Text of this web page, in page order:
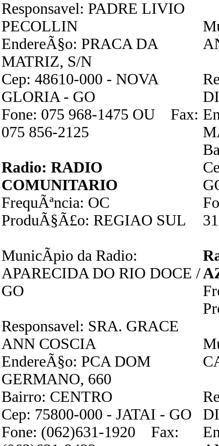
Responsavel: PADRE LIVIO
PECOLLIN
EndereÃ§o: PRACA DA
MATRIZ, S/N
Cep: 48610-000 - NOVA
GLORIA - GO
Fone: 075 968-1475 OU Fax:
075 856-2125
Radio: RADIO
COMUNITARIO
FrequÃªncia: OC
ProduÃ§Ã£o: REGIAO SUL
MunicÃ­pio da Radio:
APARECIDA DO RIO DOCE /
GO
Responsavel: SRA. GRACE
ANN COSCIA
EndereÃ§o: PCA DOM
GERMANO, 660
Bairro: CENTRO
Cep: 75800-000 - JATAI - GO
Fone: (062)631-1920 Fax: